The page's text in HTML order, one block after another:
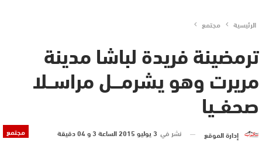
الرئيسية مجتمع
ترمضينة فريدة لباشا مدينة
مريرت وهو يشرمـــل مراســلا
صحفــيا
مجتمع إدارة الموقع نشر في 3 يوليو 2015 الساعة 3 و 04 دقيقة